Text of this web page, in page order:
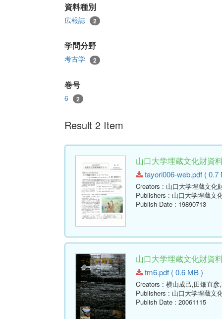
資料種別
広報誌 2
学問分野
考古学 2
巻号
6 2
Result 2 Item
山口大学埋蔵文化財資
tayori006-web.pdf ( 0.7
Creators : 山口大学埋蔵文化
Publishers : 山口大学埋蔵文
Publish Date : 19890713
山口大学埋蔵文化財
tm6.pdf ( 0.6 MB )
Creators : 横山成己,田畑直
Publishers : 山口大学埋蔵文
Publish Date : 20061115